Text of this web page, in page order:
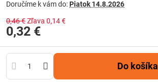
Doručíme k vám do: Piatok 14.8.2026
0,46 €Zľava 0,14 €
0,32 €
Do košíka